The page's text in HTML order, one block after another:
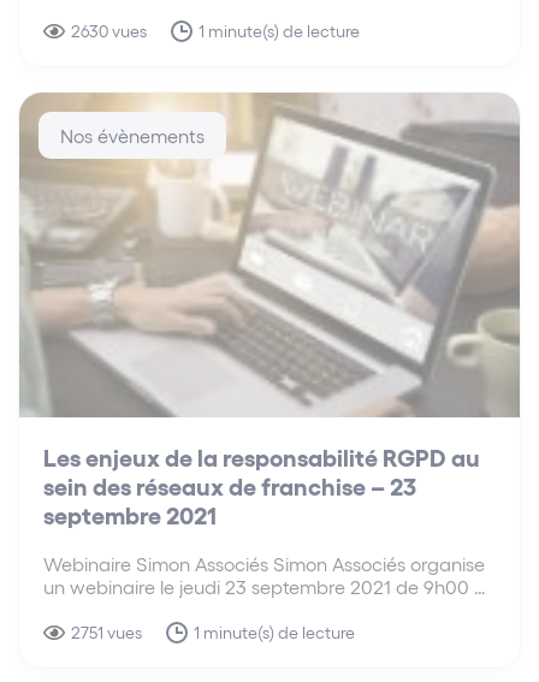
: TPE et PME : 6 actions pratiques pour se
2630 vues 1 minute(s) de lecture
Nos évènements
Les enjeux de la responsabilité RGPD au
sein des réseaux de franchise – 23
septembre 2021
Webinaire Simon Associés Simon Associés organise
un webinaire le jeudi 23 septembre 2021 de 9h00 à
RGPD au sein des réseaux de franchise. François-
2751 vues 1 minute(s) de lecture